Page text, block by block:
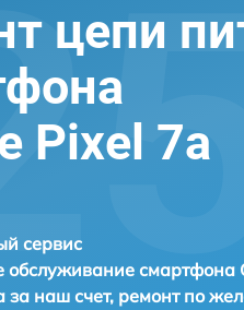
цепи
Pixel 7a
сервис
обслуживание смартфона
за наш счет, ремонт по